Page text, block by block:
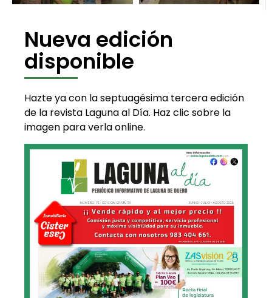
Nueva edición
disponible
Hazte ya con la septuagésima tercera edición
de la revista Laguna al Día. Haz clic sobre la
imagen para verla online.